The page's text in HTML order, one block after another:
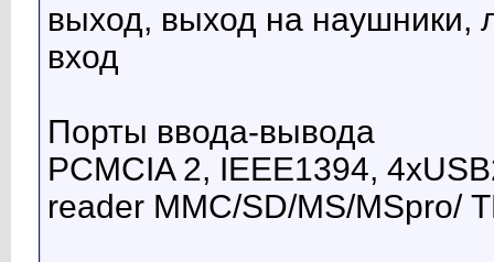
выход, выход на
вход
Порты ввода-вывода
PCMCIA 2, IEEE1394,
reader MMC/SD/MS/MSpro/